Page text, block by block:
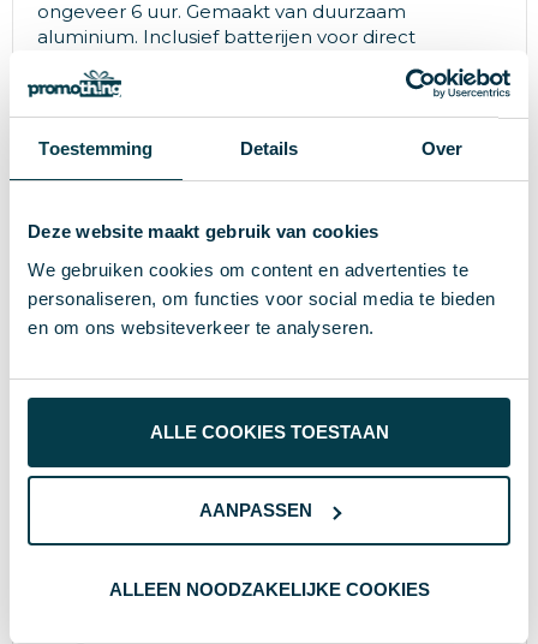
Toestemming Details Over
Deze website maakt gebruik van cookies
We gebruiken cookies om content en advertenties te
personaliseren, om functies voor social media te bieden
en om ons websiteverkeer te analyseren.
ALLE COOKIES TOESTAAN
AANPASSEN
ALLEEN NOODZAKELIJKE COOKIES
ongeveer 6 uur. Gemaakt van duurzaam
aluminium. Inclusief batterijen voor direct
Specificaties
Gewicht 165 g
Merk XD Collection
Diameter 3.2 cm
Aluminium
8714612110546
37828
Afmeting 12 x ø 3.2 cm